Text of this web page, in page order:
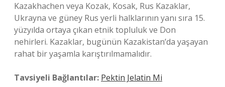
Kazakhachen veya Kozak, Kosak, Rus Kazaklar,
Ukrayna ve güney Rus yerli halklarının yanı sıra 15.
yüzyılda ortaya çıkan etnik topluluk ve Don
nehirleri. Kazaklar, bugünün Kazakistan’da yaşayan
rahat bir yaşamla karıştırılmamalıdır.
Tavsiyeli Bağlantılar: Pektin Jelatin Mi